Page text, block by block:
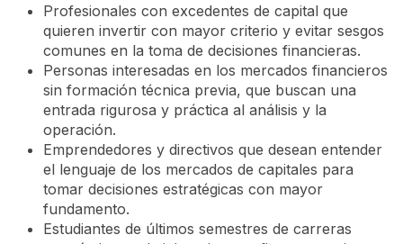
Profesionales con excedentes de capital que
quieren invertir con mayor criterio y evitar sesgos
comunes en la toma de decisiones financieras.
Personas interesadas en los mercados financieros
sin formación técnica previa, que buscan una
entrada rigurosa y práctica al análisis y la
operación.
Emprendedores y directivos que desean entender
el lenguaje de los mercados de capitales para
tomar decisiones estratégicas con mayor
fundamento.
Estudiantes de últimos semestres de carreras